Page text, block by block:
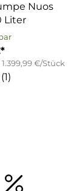
Nuos
Liter
€/Stück
(1)